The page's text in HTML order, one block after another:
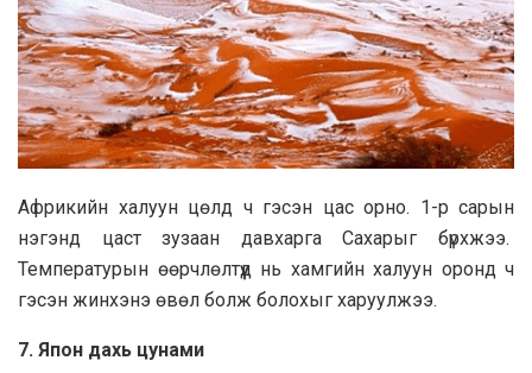
Африкийн халуун цөлд ч гэсэн цас орно. 1-р сарын
нэгэнд цаст зузаан давхарга Сахарыг бүрхжээ.
Температурын өөрчлөлтүүд нь хамгийн халуун оронд ч
гэсэн жинхэнэ өвөл болж болохыг харуулжээ.
7. Япон дахь цунами